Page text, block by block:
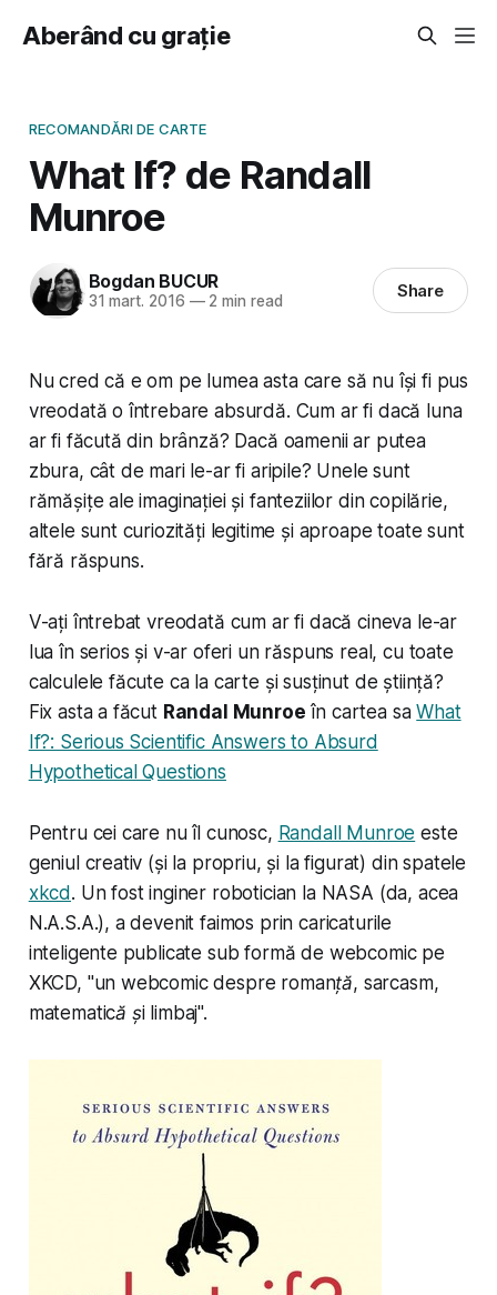
Aberând cu grație
RECOMANDĂRI DE CARTE
What If? de Randall
Munroe
Bogdan BUCUR
31 mart. 2016 —2 min read Share
Nu cred că e om pe lumea asta care să nu își fi pus
vreodată o întrebare absurdă. Cum ar fi dacă luna
ar fi făcută din brânză? Dacă oamenii ar putea
zbura, cât de mari le-ar fi aripile? Unele sunt
rămășițe ale imaginației și fanteziilor din copilărie,
altele sunt curiozități legitime și aproape toate sunt
fără răspuns.
V-ați întrebat vreodată cum ar fi dacă cineva le-ar
lua în serios și v-ar oferi un răspuns real, cu toate
calculele făcute ca la carte și susținut de știință?
Fix asta a făcut Randal Munroe în cartea saWhat
If?: Serious Scientific Answers to Absurd
Hypothetical Questions
Pentru cei care nu îl cunosc, Randall Munroe este
geniul creativ (și la propriu, și la figurat) din spatele
xkcd. Un fost inginer robotician la NASA (da, acea
N.A.S.A.), a devenit faimos prin caricaturile
inteligente publicate sub formă de webcomic pe
XKCD, "un webcomic despre romanță, sarcasm,
matematică și limbaj".